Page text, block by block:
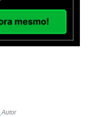
Autor